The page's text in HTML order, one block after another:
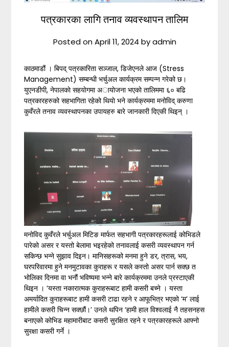
पत्रकारका लागि तनाव व्यवस्थापन तालिम
Posted onApril 11, 2024 byadmin
काठमाडौं । बिपद् पत्रकारिता सञ्जाल, डिजेएनले आज (Stress
Management) सम्बन्धी भर्चुअल कार्यक्रम सम्पन्न गरेको छ।
युएनडीपी, नेपालकाे सहयाेगमा अायाेजना भएकाे तालिममा ६० बढि
पत्रकारहरुको सहभागिता रहेको थियाे भने कार्यक्रममा मनोविद् करुणा
कुवँरले तनाव व्यवस्थापनका उपायहरु बारे जानकारी दिएकी थिइन् ।
मनोविद कुवँरले भर्चुअल मिटिङ मार्फत सहभागी पत्रकारहरूलाई कोभिडले
पारेको असर र यस्तो बेलामा भइरहेको तनावलाई कसरी व्यवस्थापन गर्न
सकिन्छ भन्ने सुझाव दिइन। मानिसहरूको मनमा हुने डर, त्रास, भय,
घरपरिवारमा हुने मनमुटावका कुराहरू र यसले कस्तो असर पार्न सक्छ त
भोलिका दिनमा वा भनौं भविष्यमा भन्ने बारे कार्यक्रममा उनले प्रस्टाएकी
थिइन । ‘यस्ता नकारात्मक कुराहरूबाट हामी कसरी बच्ने । यस्ता
अमर्यादित कुराहरूबाट हामी कसरी टाढा रहने र आफूभित्र भएको ‘म’ लाई
हामीले कसरी चिन्न सक्छौं।’ उनले थपिन ‘हामी हाल विश्वलाई नै तहसनहस
बनाएको कोभिड महामारीबाट कसरी सुरक्षित रहने र पत्रकारहरूले आफ्नो
सुरक्षा कसरी गर्ने ।